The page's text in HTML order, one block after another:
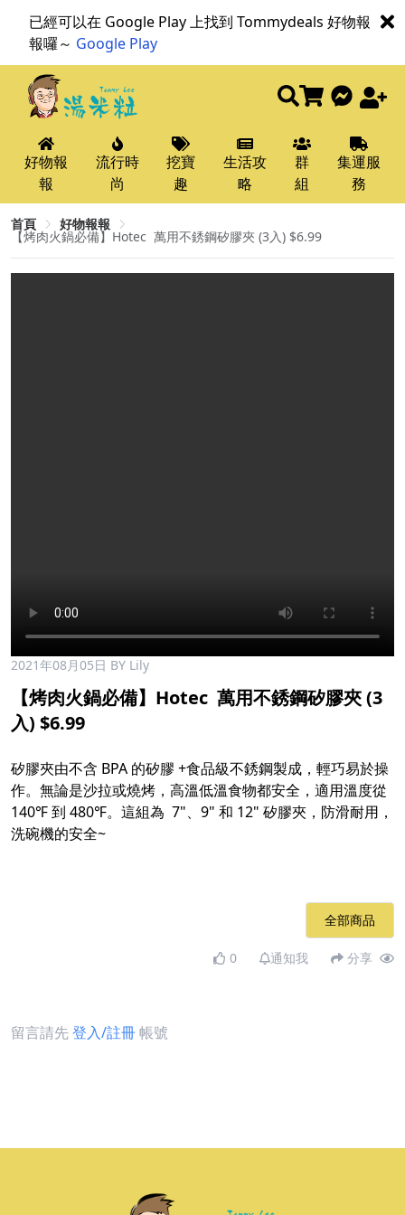
已經可以在 Google Play 上找到 Tommydeals 好物報
報囉～ Google Play
好物報
報
流行時
尚
挖寶
趣
生活攻
略
群
組
集運服
務
首頁 好物報報
【烤肉火鍋必備】Hotec ​ 萬用不銹鋼矽膠夾 (3入) $6.99​
2021年08月05日 BY Lily
【烤肉火鍋必備】Hotec ​ 萬用不銹鋼矽膠夾 (3
入) $6.99​
矽膠夾由不含 BPA 的矽膠 +食品級不銹鋼製成，輕巧易於操
作。無論是沙拉或燒烤，高溫低溫食物都安全，適用溫度從
140℉ 到 480℉。這組為 ​ 7"、9" 和 12" 矽膠夾，防滑耐用，
洗碗機的安全~​
全部商品
0 通知我 分享
留言請先登入/註冊帳號